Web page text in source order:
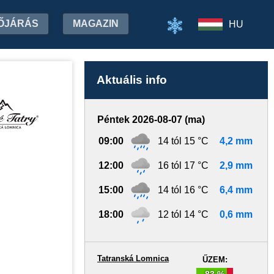
MAGAZIN HU
Aktuális info
Péntek 2026-08-07 (ma)
09:00 14 tól 15 °C 4,2 mm
12:00 16 tól 17 °C 2,9 mm
15:00 14 tól 16 °C 6,4 mm
18:00 12 tól 14 °C 0,6 mm
ŰZEM:
Tatranská Lomnica